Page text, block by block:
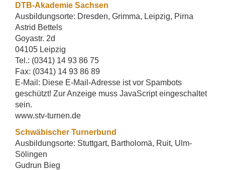
DTB-Akademie Sachsen
Ausbildungsorte: Dresden, Grimma, Leipzig, Pirna
Astrid Bettels
Goyastr. 2d
04105 Leipzig
Tel.: (0341) 14 93 86 75
Fax: (0341) 14 93 86 89
E-Mail: Diese E-Mail-Adresse ist vor Spambots
geschützt! Zur Anzeige muss JavaScript eingeschaltet
sein.
www.stv-turnen.de
Schwäbischer Turnerbund
Ausbildungsorte: Stuttgart, Bartholomä, Ruit, Ulm-
Sölingen
Gudrun Bieg